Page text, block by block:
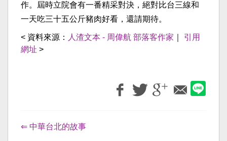
作。屆時立院會有一番精采對決，絕對比台三線和
一天吃三十五公斤豬肉好看，還請期待。
< 資料來源： 人渣文本 - 周偉航 部落客作家
引用
網址 >
⇐ 中華台北的故事